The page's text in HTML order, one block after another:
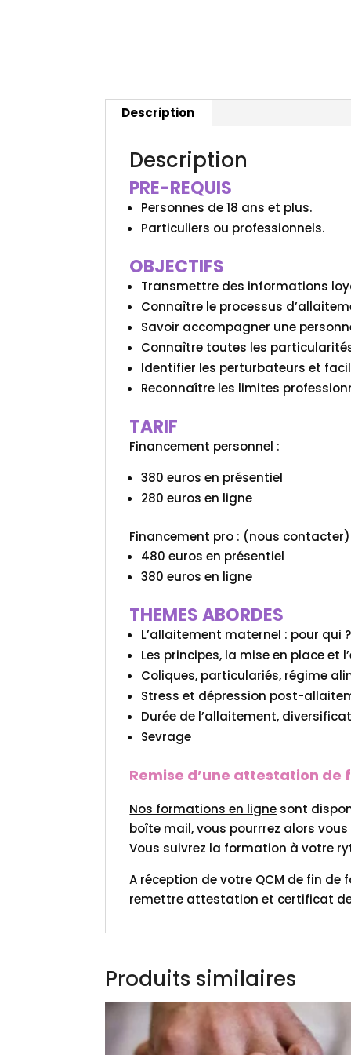
Description
Description
PRE-REQUIS
Personnes de 18 ans et plus.
Particuliers ou professionnels.
OBJECTIFS
Transmettre des informations
Connaître le processus
Savoir accompagner une
Connaître toutes les
Identifier les perturbateurs et
Reconnaître les limites
TARIF
Financement personnel :
380 euros en présentiel
280 euros en ligne
Financement pro : (nous contacter)
480 euros en présentiel
380 euros en ligne
THEMES ABORDES
L’allaitement maternel : pour qui
Les principes, la mise en place
Coliques, particulariés, régime
Stress et dépression post-
Durée de l’allaitement,
Sevrage
Remise d’une attestation
Nos formations en ligne sont
boîte mail, vous pourrrez alors
Vous suivrez la formation à votre
A réception de votre QCM de fin
remettre attestation et certificat
Produits similaires